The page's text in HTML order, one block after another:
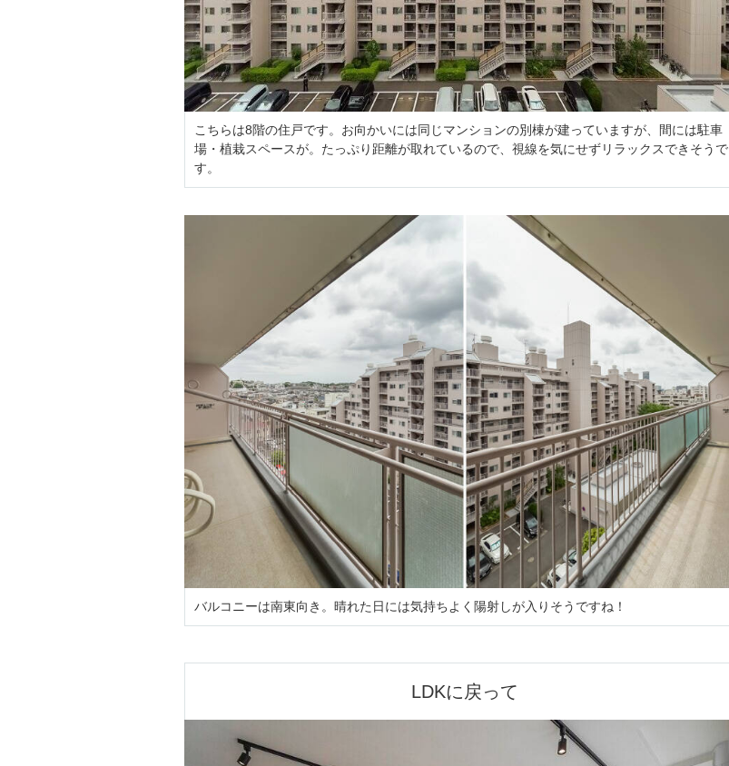
こちらは8階の住戸です。お向かいには同じマンションの別棟が建っていますが、間には駐車
場・植栽スペースが。たっぷり距離が取れているので、視線を気にせずリラックスできそうで
す。
バルコニーは南東向き。晴れた日には気持ちよく陽射しが入りそうですね！
LDKに戻って